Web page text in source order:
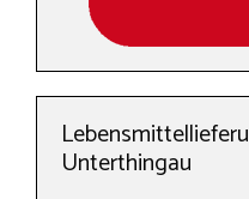
Unterthingau